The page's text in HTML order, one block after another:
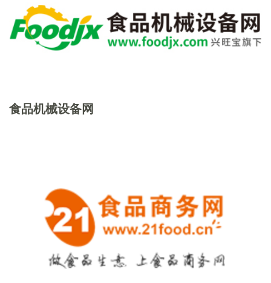
食品机械设备网